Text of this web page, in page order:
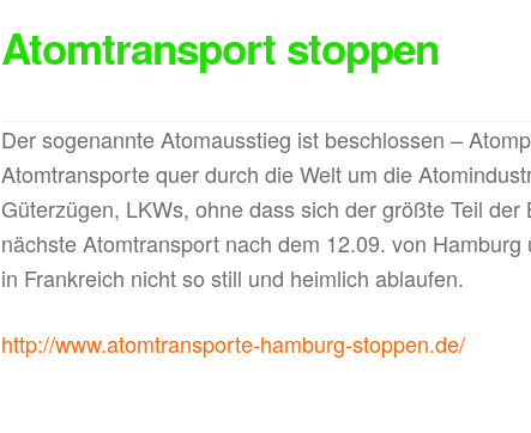
Atomtransport stoppen
Der sogenannte Atomausstieg ist beschlossen –
Atomtransporte quer durch die Welt um die
Güterzügen, LKWs, ohne dass sich der größte Teil
nächste Atomtransport nach dem 12.09. von
in Frankreich nicht so still und heimlich ablaufen.
http://www.atomtransporte-hamburg-stoppen.de/